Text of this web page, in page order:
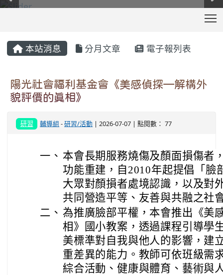
本站消息 分月文章 電子報列表
陽光社會福利基金會《美感偵探—解構外
貌評價的真相》
研習 輔導組 -研習/活動 | 2026-07-07 | 點閱數： 77
一、 本會長期服務燒傷及顏面損傷者
功能重建，自2010年起提倡「臉
大眾對顏損者處境認識，以及對
共同營造平等、友善與共融之社
二、 為推廣臉部平權，本會推出《美
相》國小教案，透過課程引導學
美標準對自我與他人的影響，建
重差異的能力。教師可依班級需
綜合活動、健康與體育、藝術與